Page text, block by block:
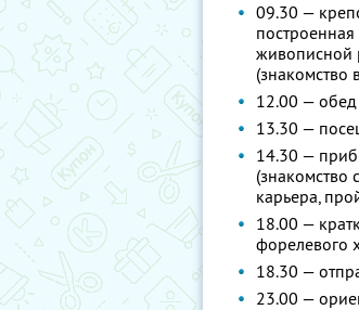
09.30 —
живописной
(знакомство
12.00 — обед
13.30 —
14.30 —
(знакомство
карьера,
18.00 —
форелевого
18.30 —
23.00 —